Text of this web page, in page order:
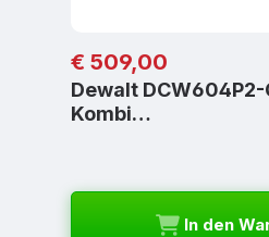
Regulärer Preis:
€ 509,00
Dewalt DCW604P2-
Kombi…
In den